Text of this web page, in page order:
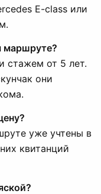
E-class или
маршруте?
стажем от 5 лет.
они
уже учтены в
квитанций